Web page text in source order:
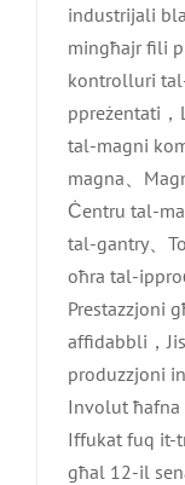
industrijali
mingħajr fili
kontrolluri
ppreżentati
tal-magni
magna、
Ċentru tal-
tal-gantry、
oħra tal-
Prestazzjoni
affidabbli，
produzzjoni
Involut ħafna
Iffukat fuq it-
għal 12-il